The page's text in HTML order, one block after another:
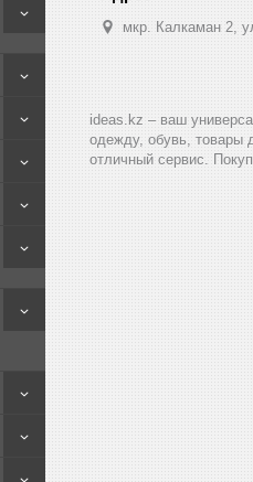
мкр. Калкаман 2,
ideas.kz – ваш
одежду, обувь, товары
отличный сервис.